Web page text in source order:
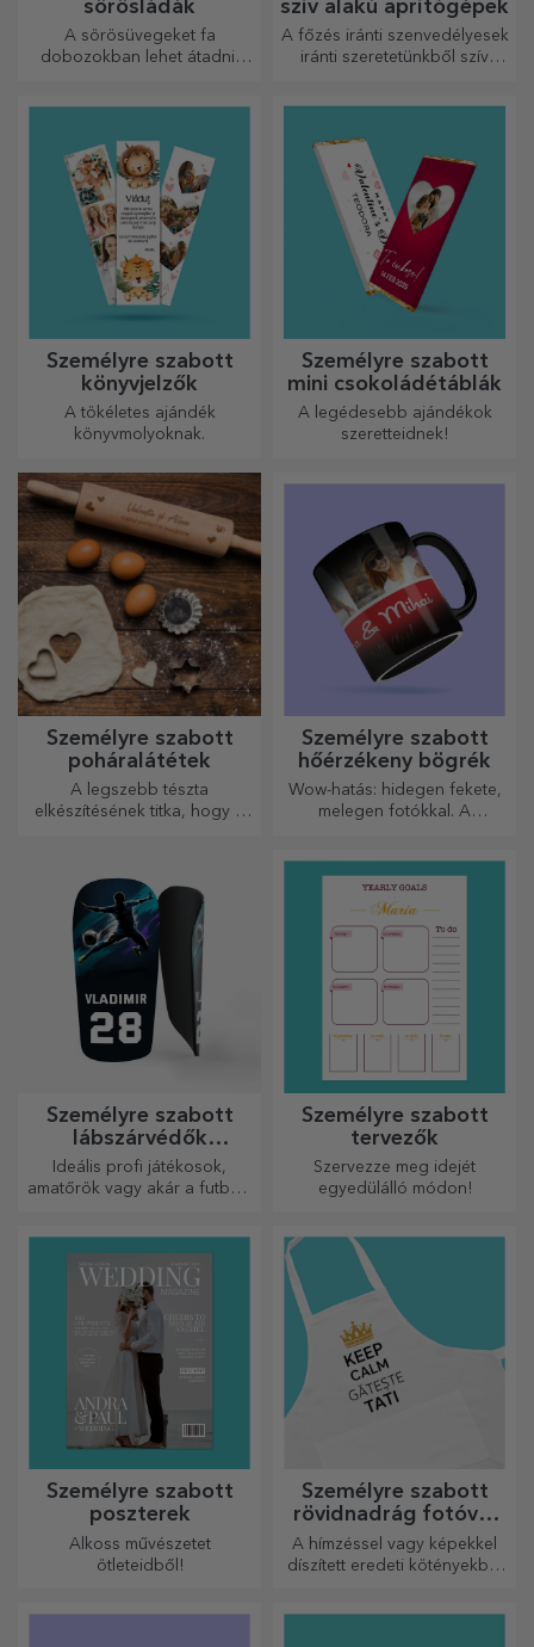
sörösládák
A sörösüvegeket fa
dobozokban lehet átadni,
szív alakú aprítógépek
A főzés iránti szenvedélyesek
iránti szeretetünkből szív
Személyre szabott
könyvjelzők
A tökéletes ajándék
könyvmolyoknak.
Személyre szabott
mini csokoládétáblák
A legédesebb ajándékok
szeretteidnek!
Személyre szabott
poháralátétek
A legszebb tészta
elkészítésének titka, hogy a
finomságúak lesznek!
Személyre szabott
hőérzékeny bögrék
Wow-hatás: hidegen fekete,
melegen fotókkal. A
Személyre szabott
lábszárvédők
futballhoz
Ideális profi játékosok,
amatőrök vagy akár a futballt
Személyre szabott
tervezők
Szervezze meg idejét
egyedülálló módon!
Személyre szabott
poszterek
Alkoss művészetet
ötleteidből!
Személyre szabott
rövidnadrág fotóval
vagy hímzéssel
A hímzéssel vagy képekkel
díszített eredeti kötényekből